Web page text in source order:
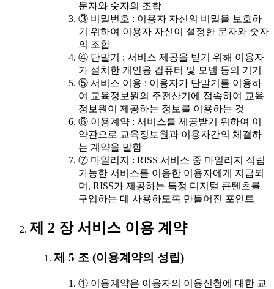
문자와 숫자의 조합
③ 비밀번호 : 이용자 자신의 비밀을 보호하
기 위하여 이용자 자신이 설정한 문자와 숫자
의 조합
④ 단말기 : 서비스 제공을 받기 위해 이용자
가 설치한 개인용 컴퓨터 및 모뎀 등의 기기
⑤ 서비스 이용 : 이용자가 단말기를 이용하
여 교육정보원의 주전산기에 접속하여 교육
정보원이 제공하는 정보를 이용하는 것
⑥ 이용계약 : 서비스를 제공받기 위하여 이
약관으로 교육정보원과 이용자간의 체결하
는 계약을 말함
⑦ 마일리지 : RISS 서비스 중 마일리지 적립
가능한 서비스를 이용한 이용자에게 지급되
며, RISS가 제공하는 특정 디지털 콘텐츠를
구입하는 데 사용하도록 만들어진 포인트
제 2 장 서비스 이용 계약
제 5 조 (이용계약의 성립)
① 이용계약은 이용자의 이용신청에 대한 교